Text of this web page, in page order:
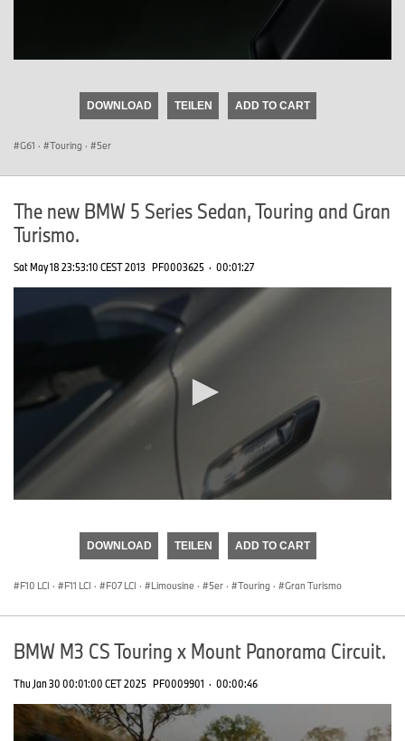
DOWNLOAD TEILEN ADD TO CART
G61 · Touring · 5er
The new BMW 5 Series Sedan, Touring and Gran
Turismo.
Sat May 18 23:53:10 CEST 2013 PF0003625 · 00:01:27
DOWNLOAD TEILEN ADD TO CART
F10 LCI · F11 LCI · F07 LCI · Limousine · 5er · Touring · Gran Turismo
BMW M3 CS Touring x Mount Panorama Circuit.
Thu Jan 30 00:01:00 CET 2025 PF0009901 · 00:00:46